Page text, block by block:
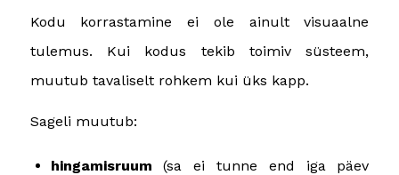
Kodu korrastamine ei ole ainult visuaalne
tulemus. Kui kodus tekib toimiv süsteem,
muutub tavaliselt rohkem kui üks kapp.
Sageli muutub:
hingamisruum (sa ei tunne end iga päev